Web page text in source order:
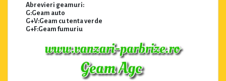
Abrevieri geamuri:
G:Geam auto
G+V:Geam cu tenta verde
G+F:Geam fumuriu